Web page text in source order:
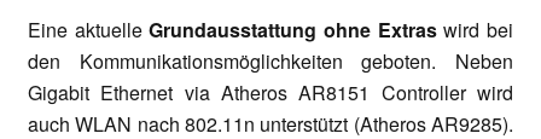
Eine aktuelleGrundausstattung ohne Extraswird bei
den Kommunikationsmöglichkeiten geboten. Neben
Gigabit Ethernet via Atheros AR8151 Controller wird
auch WLAN nach 802.11n unterstützt (Atheros AR9285).